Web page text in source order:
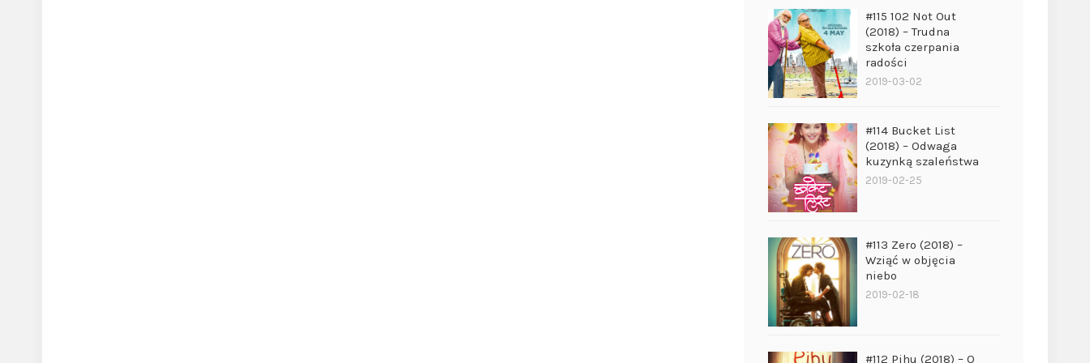
#115 102 Not Out
(2018) – Trudna
szkoła czerpania
radości
2019-03-02
#114 Bucket List
(2018) – Odwaga
kuzynką szaleństwa
2019-02-25
#113 Zero (2018) –
Wziąć w objęcia
niebo
2019-02-18
#112 Pihu (2018) – O